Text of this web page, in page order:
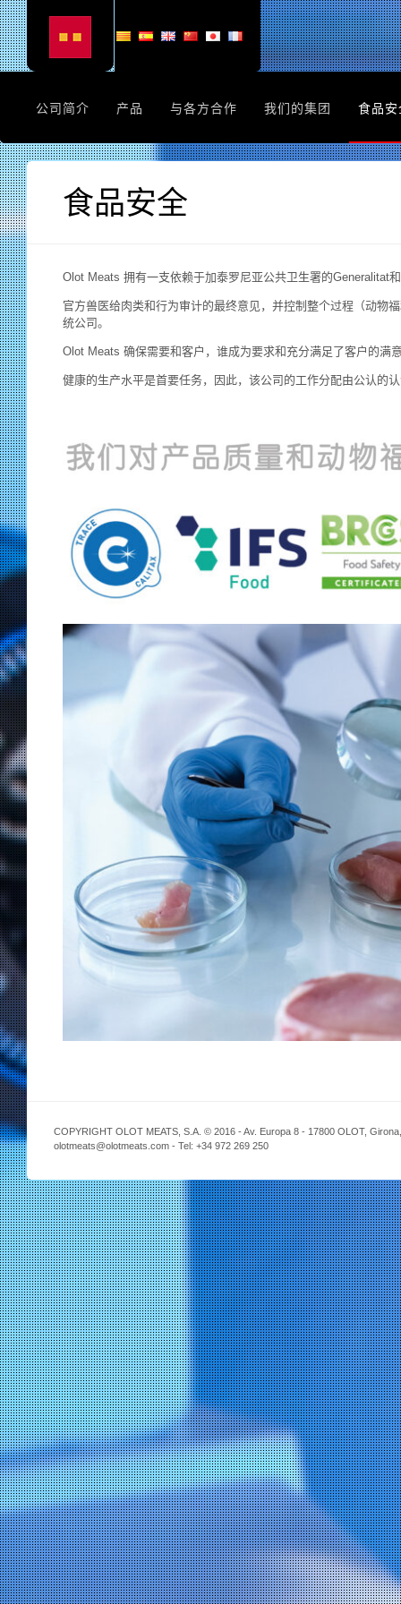
公司简介 产品 与各方合作 我们的集团 食品安
食品安全
Olot Meats 拥有一支依赖于加泰罗尼亚公共卫生署的Generalitat
官方兽医给肉类和行为审计的最终意见，并控制整个过程（动
统公司。
Olot Meats 确保需要和客户，谁成为要求和充分满足了客户的满
健康的生产水平是首要任务，因此，该公司的工作分配由公认的
COPYRIGHT OLOT MEATS, S.A. © 2016 - Av. Europa 8 - 17800 OLOT,
olotmeats@olotmeats.com - Tel: +34 972 269 250